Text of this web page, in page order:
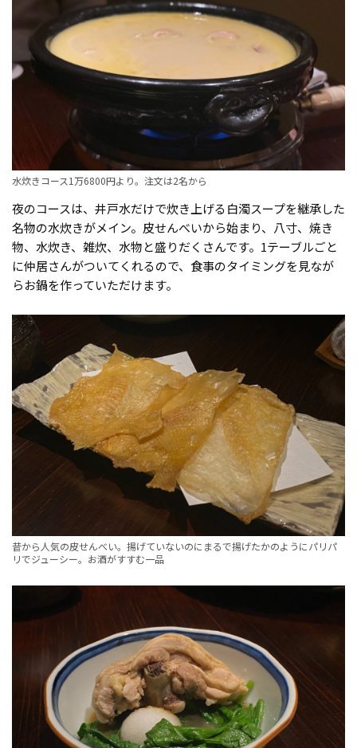
水炊きコース1万6800円より。注文は2名から
夜のコースは、井戸水だけで炊き上げる白濁スープを継承した
名物の水炊きがメイン。皮せんべいから始まり、八寸、焼き
物、水炊き、雑炊、水物と盛りだくさんです。1テーブルごと
に仲居さんがついてくれるので、食事のタイミングを見なが
らお鍋を作っていただけます。
昔から人気の皮せんべい。揚げていないのにまるで揚げたかのようにパリパ
リでジューシー。お酒がすすむ一品